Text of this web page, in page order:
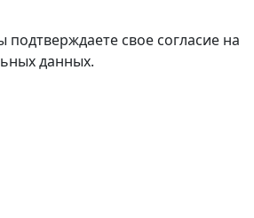
свое согласие на
данных.